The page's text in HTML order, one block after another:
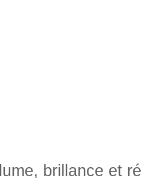
brillance et